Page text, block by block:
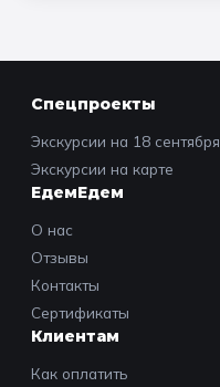
Спецпроекты
Экскурсии на 18 сентября
Экскурсии на карте
ЕдемЕдем
О нас
Отзывы
Контакты
Сертификаты
Клиентам
Как оплатить